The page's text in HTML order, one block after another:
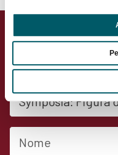
Seleziona Offerta Lavoro
Nome